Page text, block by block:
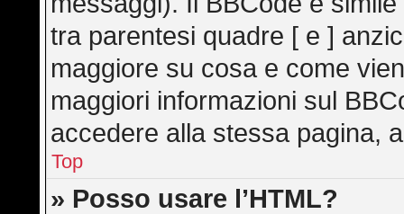
tra parentesi quadre [ e ]
maggiore su cosa e come
maggiori informazioni sul
accedere alla stessa pagina,
Top
» Posso usare l’HTML?